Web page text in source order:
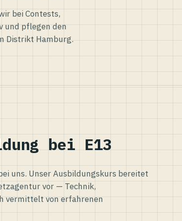
bei Contests,
und pflegen den
Distrikt Hamburg.
bei E13
uns. Unser Ausbildungskurs bereitet
vor — Technik,
vermittelt von erfahrenen